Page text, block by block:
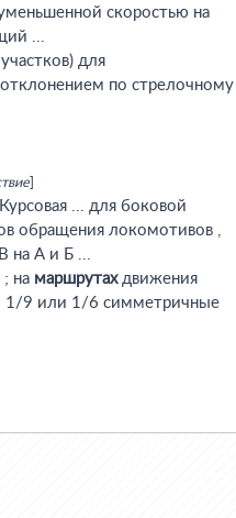
скоростью на
...
для
по стрелочному
... для боковой
обращения локомотивов ,
на А и Б ...
на маршрутахдвижения
1/9 или 1/6 симметричные